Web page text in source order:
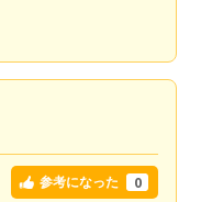
参考になった 0